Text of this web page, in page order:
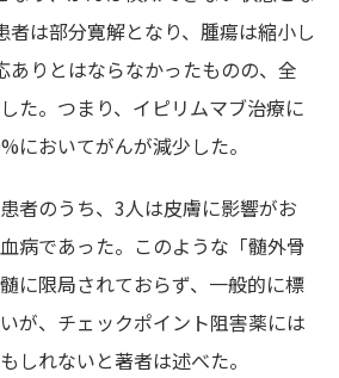
者は部分寛解となり、腫瘍は縮小し
ありとはならなかったものの、全
た。つまり、イピリムマブ治療に
においてがんが減少した。
者のうち、3人は皮膚に影響がお
病であった。このような「髄外骨
に限局されておらず、一般的に標
が、チェックポイント阻害薬には
しれないと著者は述べた。